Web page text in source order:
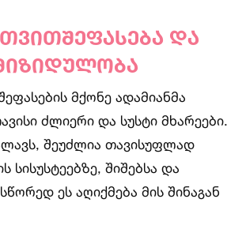
და
მქონე ადამიანმა
ძლიერი და სუსტი მხარეები.
შეუძლია თავისუფლად
სისუსტეებზე, შიშებსა და
ეს აღიქმება მის შინაგან